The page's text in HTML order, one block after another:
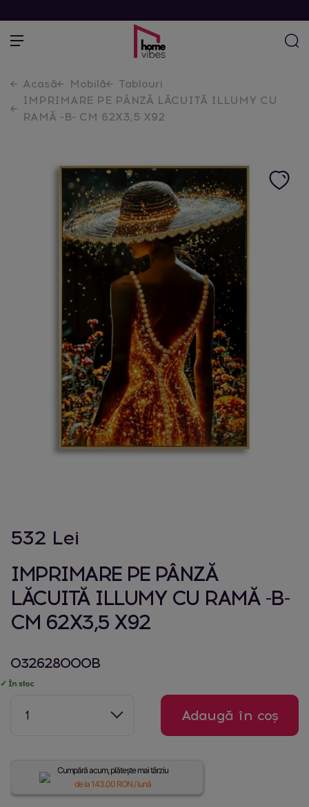
Acasă Mobilă
Tablouri
IMPRIMARE PE PÂNZĂ LĂCUITĂ ILLUMY CU
RAMĂ -B- CM 62X3,5 X92
532 Lei
IMPRIMARE PE PÂNZĂ
LĂCUITĂ ILLUMY CU RAMĂ -B-
CM 62X3,5 X92
032628000B
✓ În stoc
1 Adaugă în coș
Cumpără acum, plătește mai târziu
de la143.00RON / lună